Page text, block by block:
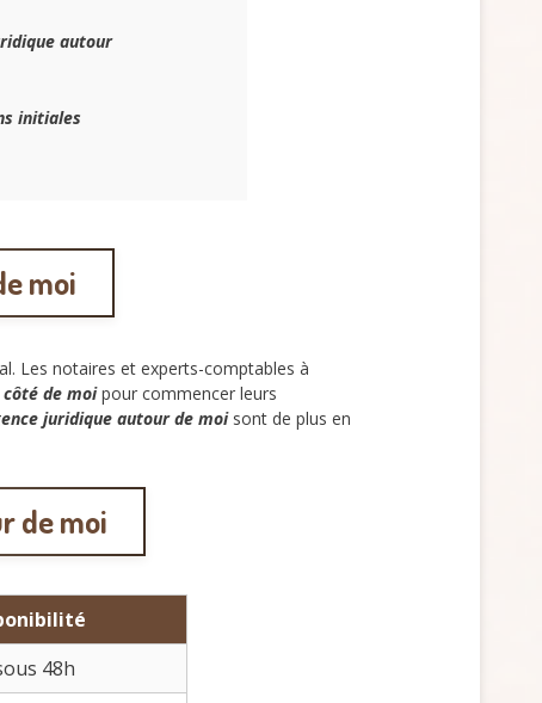
autour
initiales
moi
Les notaires et experts-comptables à
de moipour commencer leurs
juridique autour de moisont de plus en
de moi
48h